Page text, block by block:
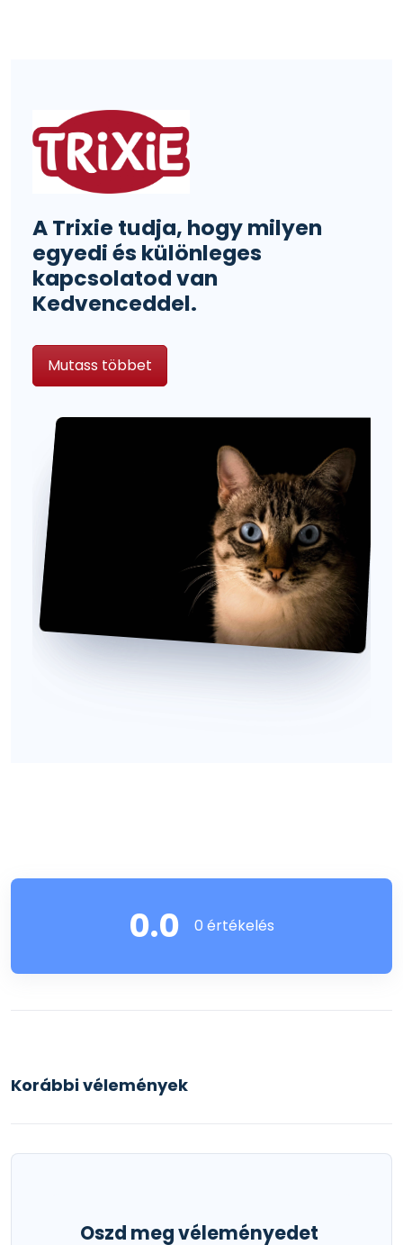
A Trixie tudja, hogy milyen
egyedi és különleges
kapcsolatod van
Kedvenceddel.
Mutass többet
0.0 0 értékelés
Korábbi vélemények
Oszd meg véleményedet